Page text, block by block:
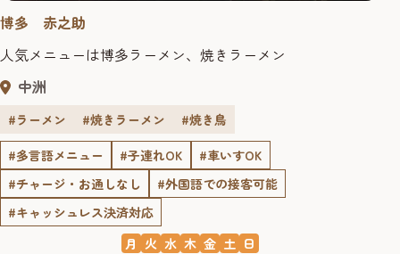
博多 赤之助
人気メニューは博多ラーメン、焼きラーメン
中洲
#ラーメン #焼きラーメン
#焼き鳥
#多言語メニュー
#子連れOK
#車いすOK
#チャージ・お通しなし
#外国語での接客可能
#キャッシュレス決済対応
月 火 水 木 金 土 日